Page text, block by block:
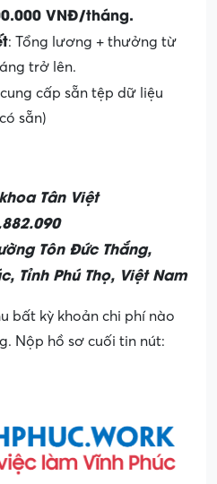
VNĐ/tháng.
: Tổng lương + thưởng từ
trở lên.
cấp sẵn tệp dữ liệu
sẵn)
Tân Việt
Tôn Đức Thắng,
Tỉnh Phú Thọ, Việt Nam
bất kỳ khoản chi phí nào
Nộp hồ sơ cuối tin nút: